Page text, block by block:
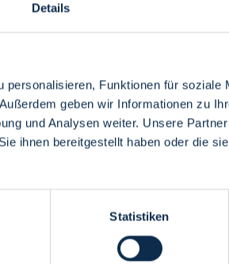
Details
Funktionen für soziale
geben wir Informationen zu
und Analysen weiter. Unsere
ihnen bereitgestellt haben oder die
Statistiken
Menü